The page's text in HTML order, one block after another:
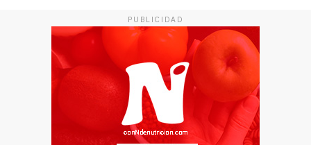
PUBLICIDAD